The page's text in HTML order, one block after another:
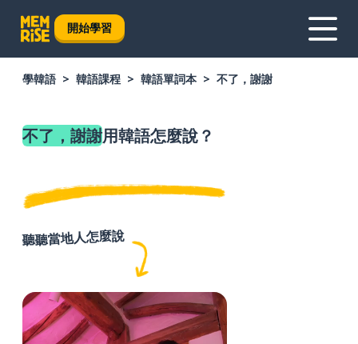
開始學習
學韓語 韓語課程 韓語單詞本 不了，謝謝
不了，謝謝用韓語怎麼說？
聽聽當地人怎麼說